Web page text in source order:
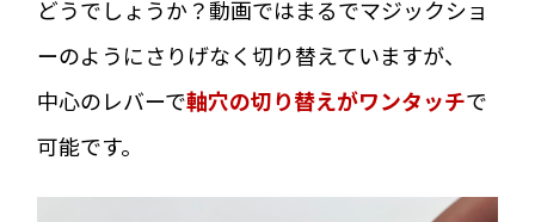
どうでしょうか？動画ではまるでマジックショ
ーのようにさりげなく切り替えていますが、
中心のレバーで軸穴の切り替えがワンタッチで
可能です。